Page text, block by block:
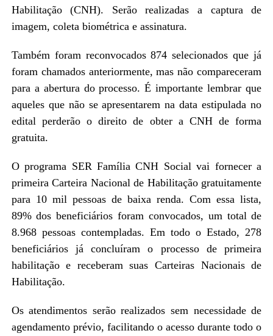
Habilitação (CNH). Serão realizadas a captura de
imagem, coleta biométrica e assinatura.
Também foram reconvocados 874 selecionados que já
foram chamados anteriormente, mas não compareceram
para a abertura do processo. É importante lembrar que
aqueles que não se apresentarem na data estipulada no
edital perderão o direito de obter a CNH de forma
gratuita.
O programa SER Família CNH Social vai fornecer a
primeira Carteira Nacional de Habilitação gratuitamente
para 10 mil pessoas de baixa renda. Com essa lista,
89% dos beneficiários foram convocados, um total de
8.968 pessoas contempladas. Em todo o Estado, 278
beneficiários já concluíram o processo de primeira
habilitação e receberam suas Carteiras Nacionais de
Habilitação.
Os atendimentos serão realizados sem necessidade de
agendamento prévio, facilitando o acesso durante todo o